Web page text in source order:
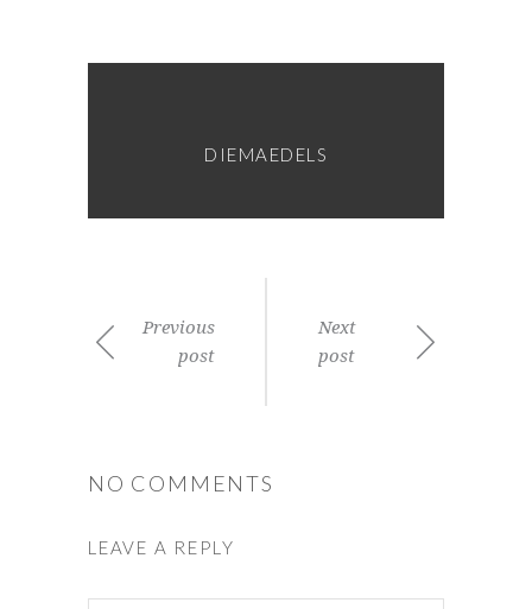
DIEMAEDELS
Previous
post
Next
post
NO COMMENTS
LEAVE A REPLY